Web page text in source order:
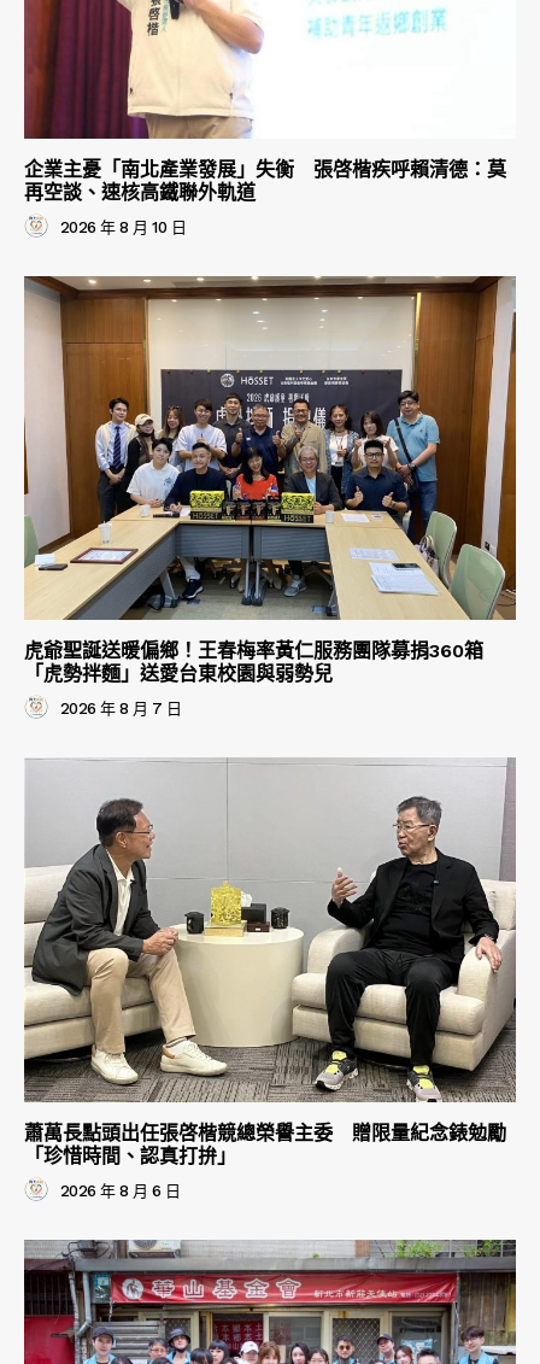
企業主憂「南北產業發展」失衡 張啓楷疾呼賴清德：莫
再空談、速核高鐵聯外軌道
2026 年 8 月 10 日
虎爺聖誕送暖偏鄉！王春梅率黃仁服務團隊募捐360箱
「虎勢拌麵」送愛台東校園與弱勢兒
2026 年 8 月 7 日
蕭萬長點頭出任張啓楷競總榮譽主委 贈限量紀念錶勉勵
「珍惜時間、認真打拚」
2026 年 8 月 6 日